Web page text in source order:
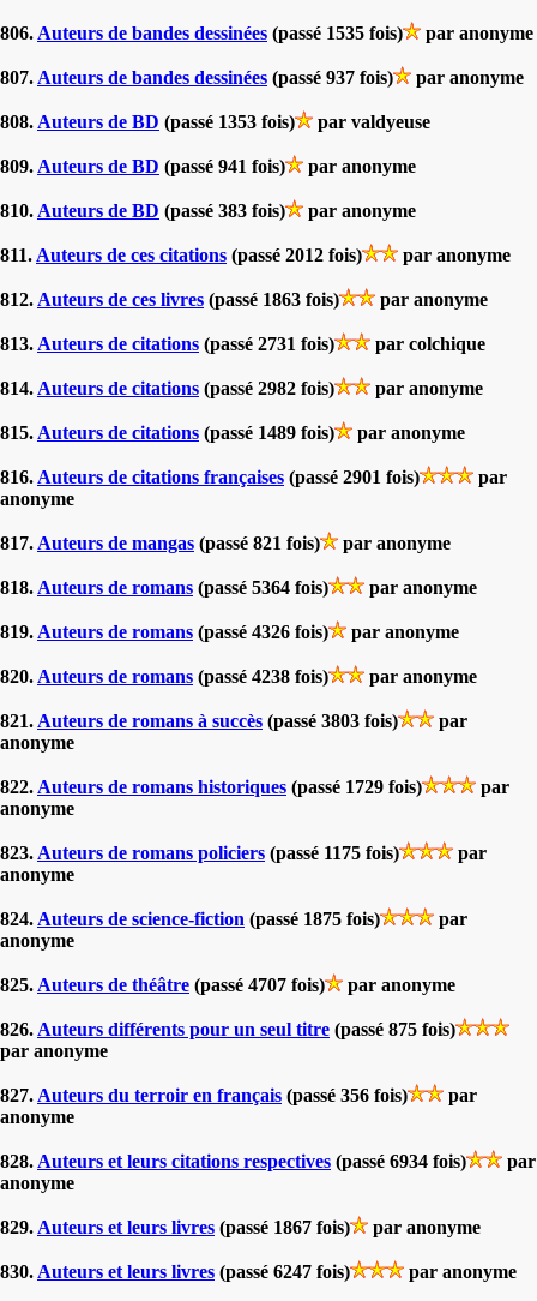
806. Auteurs de bandes dessinées (passé 1535 fois) par anonyme
807. Auteurs de bandes dessinées (passé 937 fois) par anonyme
808. Auteurs de BD (passé 1353 fois) par valdyeuse
809. Auteurs de BD (passé 941 fois) par anonyme
810. Auteurs de BD (passé 383 fois) par anonyme
811. Auteurs de ces citations (passé 2012 fois) par anonyme
812. Auteurs de ces livres (passé 1863 fois) par anonyme
813. Auteurs de citations (passé 2731 fois) par colchique
814. Auteurs de citations (passé 2982 fois) par anonyme
815. Auteurs de citations (passé 1489 fois) par anonyme
816. Auteurs de citations françaises (passé 2901 fois)
par
anonyme
817. Auteurs de mangas (passé 821 fois) par anonyme
818. Auteurs de romans (passé 5364 fois) par anonyme
819. Auteurs de romans (passé 4326 fois) par anonyme
820. Auteurs de romans (passé 4238 fois) par anonyme
821. Auteurs de romans à succès (passé 3803 fois)
par
anonyme
822. Auteurs de romans historiques (passé 1729 fois)
par
anonyme
823. Auteurs de romans policiers (passé 1175 fois)
par
anonyme
824. Auteurs de science-fiction (passé 1875 fois)
par
anonyme
825. Auteurs de théâtre (passé 4707 fois) par anonyme
826. Auteurs différents pour un seul titre (passé 875 fois)
par anonyme
827. Auteurs du terroir en français (passé 356 fois)
par
anonyme
828. Auteurs et leurs citations respectives (passé 6934 fois)
par
anonyme
829. Auteurs et leurs livres (passé 1867 fois) par anonyme
830. Auteurs et leurs livres (passé 6247 fois) par anonyme